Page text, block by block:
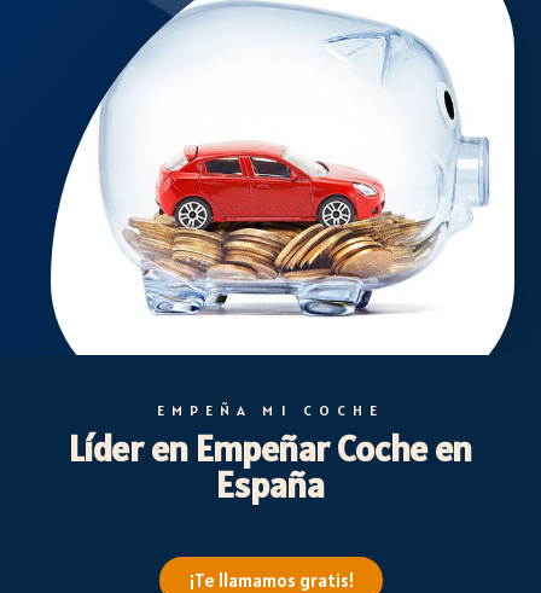
EMPEÑA MI COCHE
Líder en Empeñar Coche en
España
¡Te llamamos gratis!